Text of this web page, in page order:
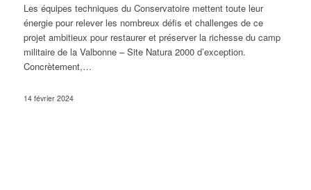
Les équipes techniques du Conservatoire mettent toute leur
énergie pour relever les nombreux défis et challenges de ce
projet ambitieux pour restaurer et préserver la richesse du camp
militaire de la Valbonne – Site Natura 2000 d’exception.
Concrètement,…
14 février 2024